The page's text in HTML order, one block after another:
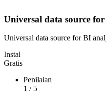
Universal data source
Universal data source for BI
Instal
Gratis
Penilaian
1 / 5